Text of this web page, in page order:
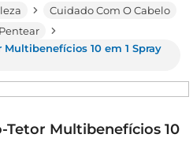
Cuidado Com O Cabelo
10 em 1 Spray
Multibenefícios 10